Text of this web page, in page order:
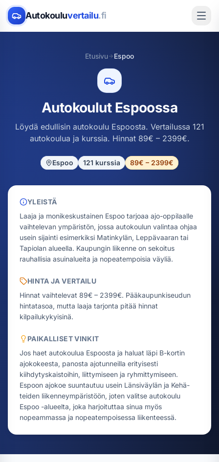
Autokouluvertailu.fi
Etusivu Espoo
Autokoulut Espoossa
Löydä edullisin autokoulu Espoosta. Vertailussa 121
autokoulua ja kurssia. Hinnat 89€ – 2399€.
Espoo 121 kurssia 89€ – 2399€
YLEISTÄ
Laaja ja monikeskustainen Espoo tarjoaa ajo-oppilaalle
vaihtelevan ympäristön, jossa autokoulun valintaa ohjaa
usein sijainti esimerkiksi Matinkylän, Leppävaaran tai
Tapiolan alueella. Kaupungin liikenne on sekoitus
rauhallisia asuinalueita ja nopeatempoisia väyliä.
HINTA JA VERTAILU
Hinnat vaihtelevat 89€ – 2399€. Pääkaupunkiseudun
hintatasoa, mutta laaja tarjonta pitää hinnat
kilpailukykyisinä.
PAIKALLISET VINKIT
Jos haet autokoulua Espoosta ja haluat läpi B-kortin
ajokokeesta, panosta ajotunneilla erityisesti
kiihdytyskaistoihin, liittymiseen ja ryhmittymiseen.
Espoon ajokoe suuntautuu usein Länsiväylän ja Kehä-
teiden liikenneympäristöön, joten valitse autokoulu
Espoo -alueelta, joka harjoituttaa sinua myös
nopeammassa ja nopeatempoisessa liikenteessä.